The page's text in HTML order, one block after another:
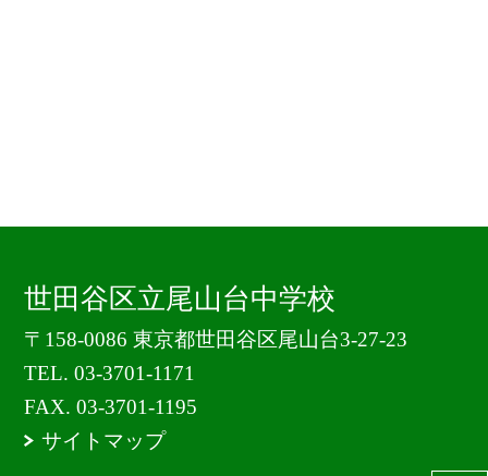
世田谷区立尾山台中学校
〒158-0086 東京都世田谷区尾山台3-27-23
TEL.03-3701-1171
FAX. 03-3701-1195
サイトマップ